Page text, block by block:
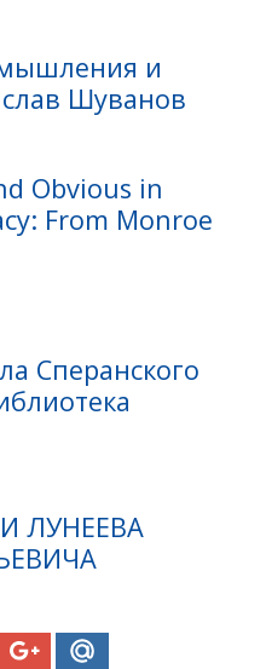
и
Шуванов
Obvious in
From Monroe
Сперанского
ЛУНЕЕВА
за